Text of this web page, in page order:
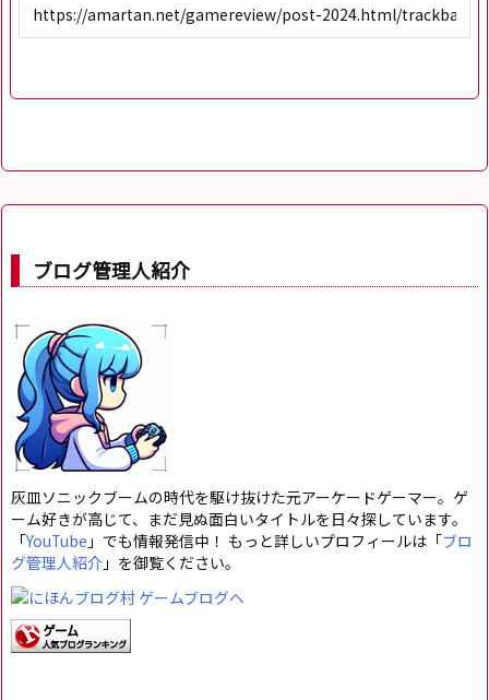
ブログ管理人紹介
灰皿ソニックブームの時代を駆け抜けた元アーケードゲーマー。ゲ
ーム好きが高じて、まだ見ぬ面白いタイトルを日々探しています。
「YouTube 」でも情報発信中！ もっと詳しいプロフィールは「ブロ
グ管理人紹介 」を御覧ください。